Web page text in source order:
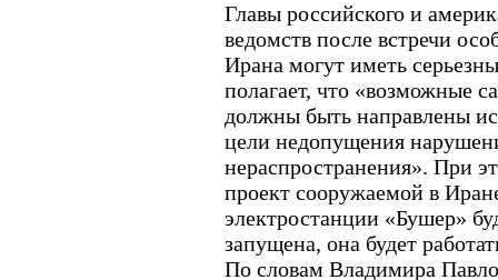
Главы российского и
ведомств после встречи
Ирана могут иметь
полагает, что «возможные
должны быть направлены
цели недопущения
нераспространения». При
проект сооружаемой в
электростанции «Бушер»
запущена, она будет
По словам Владимира